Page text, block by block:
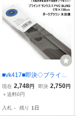
■vk417■即決◇ブライン
ド リンクス3 PVC BLIND
176×138cm ダークブラウ
談 ※在庫有【シンオ
現在 2,748円 即決 2,750円
＋送料0円
入札 - 残り 1日